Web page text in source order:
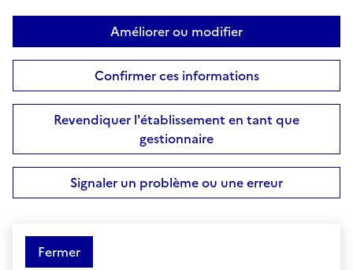
Améliorer ou modifier
Confirmer ces informations
Revendiquer l'établissement en tant que
gestionnaire
Signaler un problème ou une erreur
Fermer